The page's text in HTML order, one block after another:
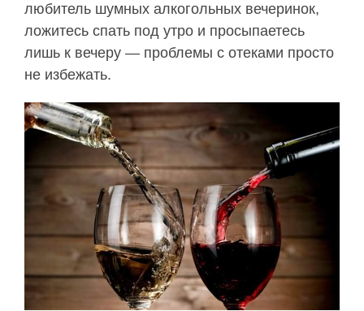
любитель шумных алкогольных вечеринок,
ложитесь спать под утро и просыпаетесь
лишь к вечеру — проблемы с отеками просто
не избежать.